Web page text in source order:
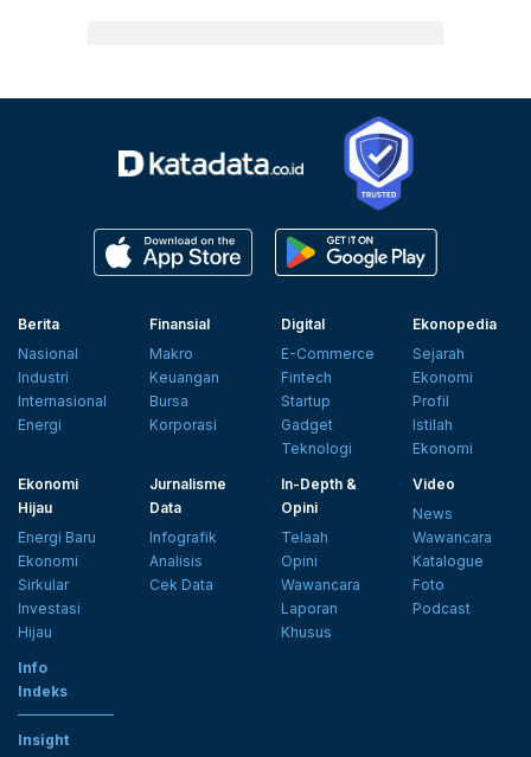
Berita
Nasional
Industri
Internasional
Energi
Finansial
Makro
Keuangan
Bursa
Korporasi
Digital
E-Commerce
Fintech
Startup
Gadget
Teknologi
Ekonopedia
Sejarah
Ekonomi
Profil
Istilah
Ekonomi
Ekonomi
Hijau
Energi Baru
Ekonomi
Sirkular
Investasi
Hijau
Jurnalisme
Data
Infografik
Analisis
Cek Data
In-Depth &
Opini
Telaah
Opini
Wawancara
Laporan
Khusus
Video
News
Wawancara
Katalogue
Foto
Podcast
Info
Indeks
Insight